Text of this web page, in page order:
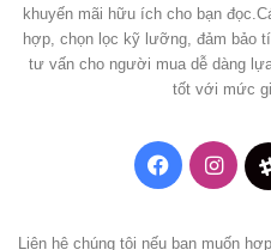
khuyến mãi hữu ích cho bạn
hợp, chọn lọc kỹ lưỡng, đảm bảo
tư vấn cho người mua dễ dàng
tốt với mức
Facebook
Liên hệ chúng tôi nếu bạn muốn